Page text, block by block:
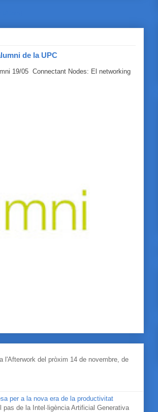
de la UPC
19/05 Connectant Nodes: El networking
del pròxim 14 de novembre, de
per a la nova era de la productivitat
de la Intel·ligència Artificial Generativa